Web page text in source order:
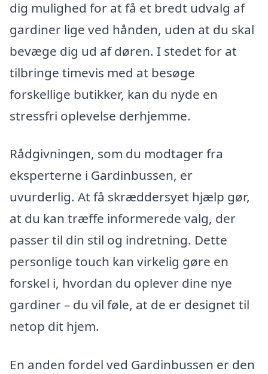
dig mulighed for at få et bredt udvalg af
gardiner lige ved hånden, uden at du skal
bevæge dig ud af døren. I stedet for at
tilbringe timevis med at besøge
forskellige butikker, kan du nyde en
stressfri oplevelse derhjemme.
Rådgivningen, som du modtager fra
eksperterne i Gardinbussen, er
uvurderlig. At få skræddersyet hjælp gør,
at du kan træffe informerede valg, der
passer til din stil og indretning. Dette
personlige touch kan virkelig gøre en
forskel i, hvordan du oplever dine nye
gardiner – du vil føle, at de er designet til
netop dit hjem.
En anden fordel ved Gardinbussen er den